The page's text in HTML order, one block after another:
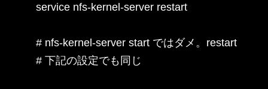
service nfs-kernel-server restart
# nfs-kernel-server start ではダメ。restart
# 下記の設定でも同じ